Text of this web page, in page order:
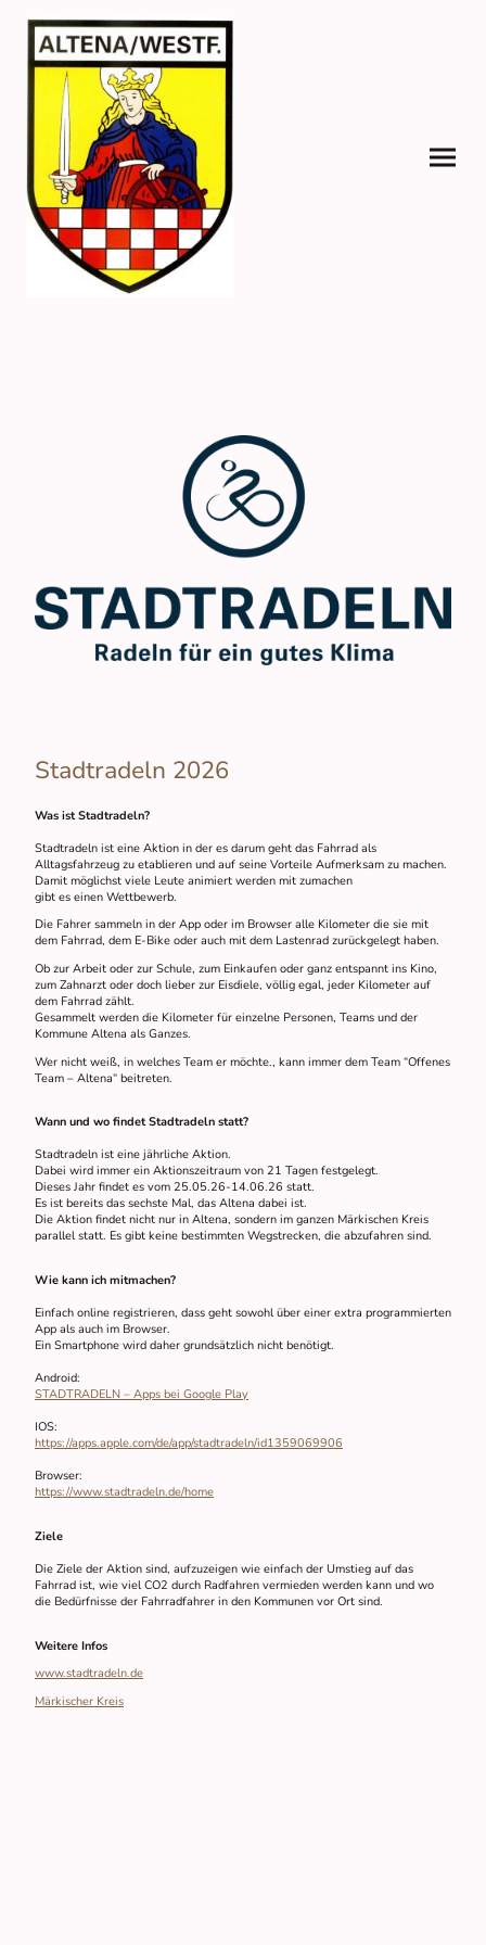
Stadtradeln 2026
Was ist Stadtradeln?
Stadtradeln ist eine Aktion in der es darum geht das Fahrrad als
Alltagsfahrzeug zu etablieren und auf seine Vorteile Aufmerksam zu machen.
Damit möglichst viele Leute animiert werden mit zumachen
gibt es einen Wettbewerb.
Die Fahrer sammeln in der App oder im Browser alle Kilometer die sie mit
dem Fahrrad, dem E-Bike oder auch mit dem Lastenrad zurückgelegt haben.
Ob zur Arbeit oder zur Schule, zum Einkaufen oder ganz entspannt ins Kino,
zum Zahnarzt oder doch lieber zur Eisdiele, völlig egal, jeder Kilometer auf
dem Fahrrad zählt.
Gesammelt werden die Kilometer für einzelne Personen, Teams und der
Kommune Altena als Ganzes.
Wer nicht weiß, in welches Team er möchte., kann immer dem Team “Offenes
Team – Altena“ beitreten.
Wann und wo findet Stadtradeln statt?
Stadtradeln ist eine jährliche Aktion.
Dabei wird immer ein Aktionszeitraum von 21 Tagen festgelegt.
Dieses Jahr findet es vom 25.05.26-14.06.26 statt.
Es ist bereits das sechste Mal, das Altena dabei ist.
Die Aktion findet nicht nur in Altena, sondern im ganzen Märkischen Kreis
parallel statt. Es gibt keine bestimmten Wegstrecken, die abzufahren sind.
Wie kann ich mitmachen?
Einfach online registrieren, dass geht sowohl über einer extra programmierten
App als auch im Browser.
Ein Smartphone wird daher grundsätzlich nicht benötigt.
Android:
STADTRADELN – Apps bei Google Play
IOS:
https://apps.apple.com/de/app/stadtradeln/id1359069906
Browser:
https://www.stadtradeln.de/home
Ziele
Die Ziele der Aktion sind, aufzuzeigen wie einfach der Umstieg auf das
Fahrrad ist, wie viel CO2 durch Radfahren vermieden werden kann und wo
die Bedürfnisse der Fahrradfahrer in den Kommunen vor Ort sind.
Weitere Infos
www.stadtradeln.de
Märkischer Kreis